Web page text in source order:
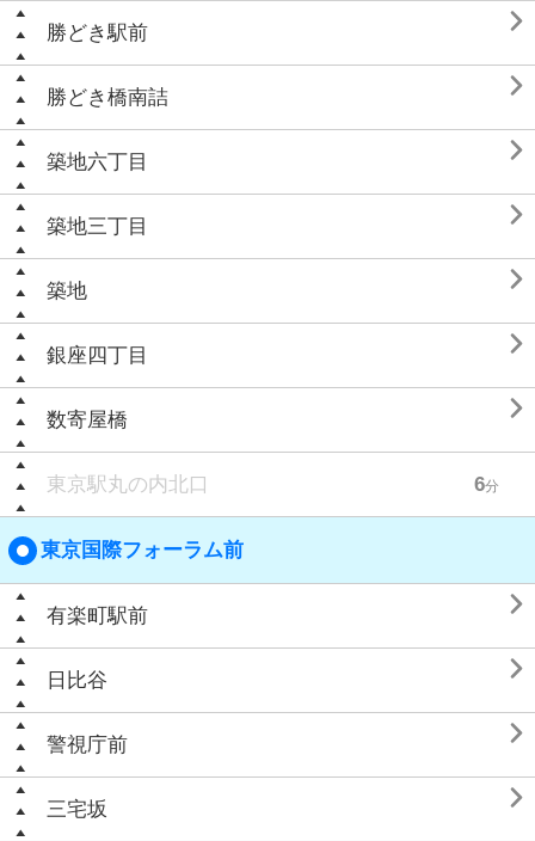
勝どき駅前 
勝どき橋南詰 
築地六丁目 
築地三丁目 
築地 
銀座四丁目 
数寄屋橋 
東京駅丸の内北口 6分
東京国際フォーラム前
有楽町駅前 
日比谷 
警視庁前 
三宅坂 